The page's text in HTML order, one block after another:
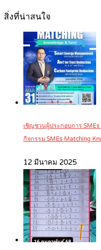
สิ่งที่น่าสนใจ
เชิญชวนผู้ประกอบการ SMEs
กิจกรรม SMEs Matching
12 มีนาคม 2025